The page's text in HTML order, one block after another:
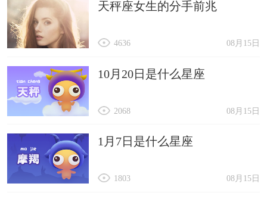
天秤座女生的分手前兆
08月15日
4636
10月20日是什么星座
08月15日
2068
1月7日是什么星座
08月15日
1803